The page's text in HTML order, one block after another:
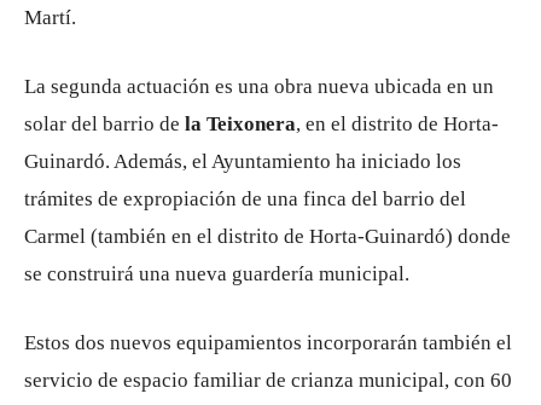
Martí.
La segunda actuación es una obra nueva ubicada en un
solar del barrio de la Teixonera, en el distrito de Horta-
Guinardó. Además, el Ayuntamiento ha iniciado los
trámites de expropiación de una finca del barrio del
Carmel (también en el distrito de Horta-Guinardó) donde
se construirá una nueva guardería municipal.
Estos dos nuevos equipamientos incorporarán también el
servicio de espacio familiar de crianza municipal, con 60